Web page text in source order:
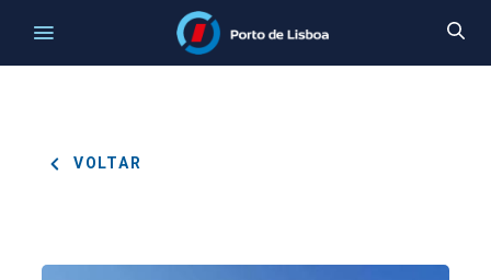
VOLTAR